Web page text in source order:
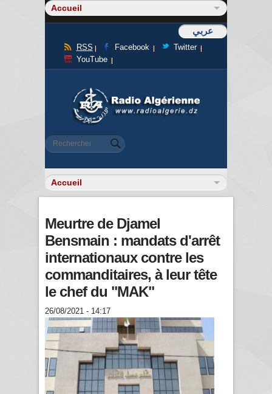
عربي
RSS Facebook
Twitter
YouTube
Formulaire de recherche
Rechercher
Meurtre de Djamel
Bensmain : mandats d'arrêt
internationaux contre les
commanditaires, à leur tête
le chef du "MAK"
26/08/2021 - 14:17